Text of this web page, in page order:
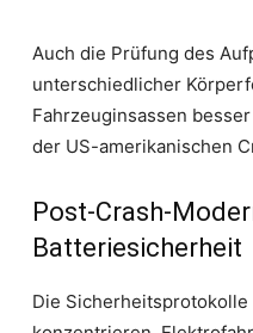
Auch die Prüfung des
unterschiedlicher
Fahrzeuginsassen
der US-amerikanischen
Post-Crash-
Batteriesicherheit
Die